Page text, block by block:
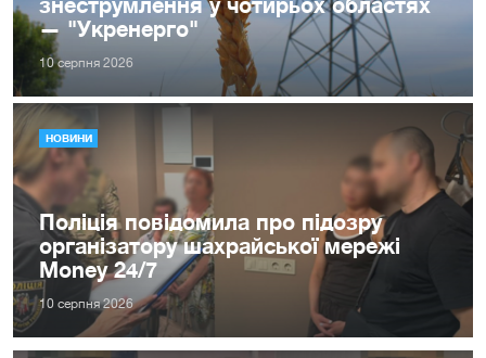
— "Укренерго"
10 серпня 2026
НОВИНИ
Поліція повідомила про підозру
організатору шахрайської мережі
Money 24/7
10 серпня 2026